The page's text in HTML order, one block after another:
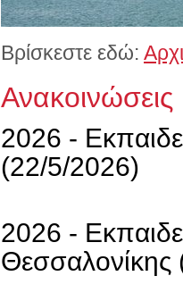
Βρίσκεστε εδώ:
Ανακοινώσεις
2026 -
(22/5/2026)
2026 -